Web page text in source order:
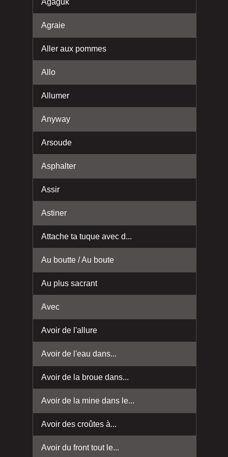
Agaguk
Agraie
Aller aux pommes
Allo
Allumer
Anyway
Arsoude
Asphalter
Assir
Astiner
Attache ta tuque avec d...
Au boutte / Au boute
Au plus sacrant
Avec
Avoir de l'allure
Avoir de l'eau dans...
Avoir de la broue dans...
Avoir de la mine dans le...
Avoir des croûtes à...
Avoir du front tout le...